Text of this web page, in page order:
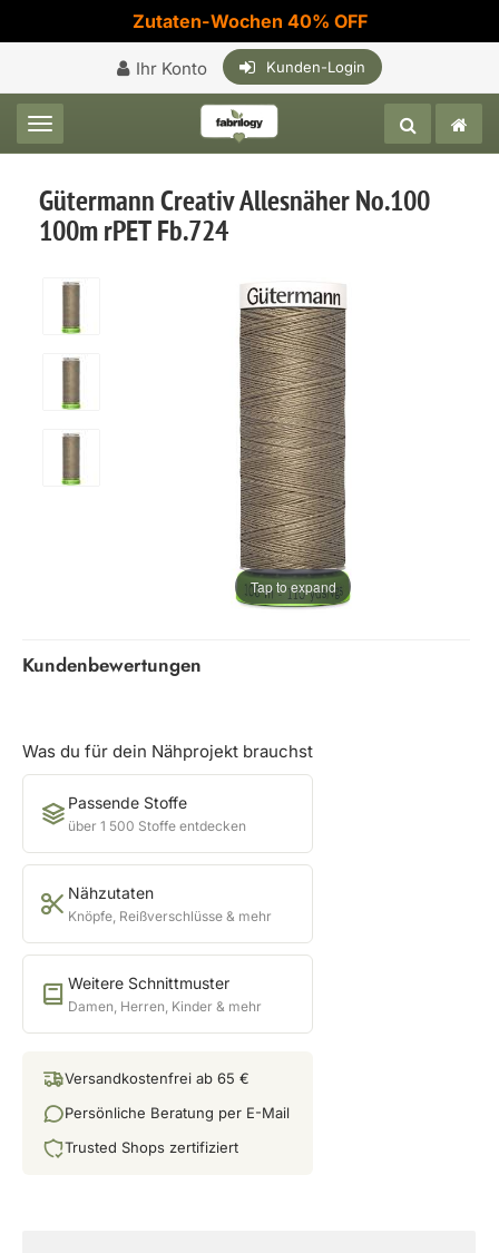
Zutaten-Wochen 40% OFF
Ihr Konto Kunden-Login
Toggle navigation
Gütermann Creativ Allesnäher No.100
100m rPET Fb.724
Tap to expand
Kundenbewertungen
Was du für dein Nähprojekt brauchst
Passende Stoffe
über 1 500 Stoffe entdecken
Nähzutaten
Knöpfe, Reißverschlüsse & mehr
Weitere Schnittmuster
Damen, Herren, Kinder & mehr
Versandkostenfrei ab 65 €
Persönliche Beratung per E-Mail
Trusted Shops zertifiziert